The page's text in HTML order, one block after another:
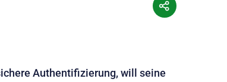
Authentifizierung, will seine